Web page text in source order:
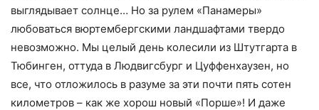
выглядывает солнце… Но за рулем «Панамеры»
любоваться вюртембергскими ландшафтами твердо
невозможно. Мы целый день колесили из Штутгарта в
Тюбинген, оттуда в Людвигсбург и Цуффенхаузен, но
все, что отложилось в разуме за эти почти пять сотен
километров – как же хорош новый «Порше»! И даже